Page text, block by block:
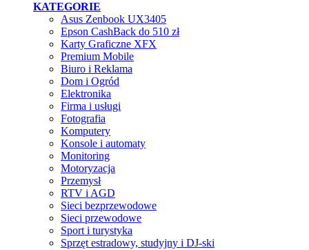
KATEGORIE
Asus Zenbook UX3405
Epson CashBack do 510 zł
Karty Graficzne XFX
Premium Mobile
Biuro i Reklama
Dom i Ogród
Elektronika
Firma i usługi
Fotografia
Komputery
Konsole i automaty
Monitoring
Motoryzacja
Przemysł
RTV i AGD
Sieci bezprzewodowe
Sieci przewodowe
Sport i turystyka
Sprzęt estradowy, studyjny i DJ-ski